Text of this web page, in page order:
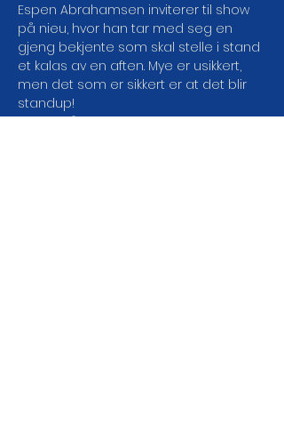
Espen Abrahamsen inviterer til show
på nieu, hvor han tar med seg en
gjeng bekjente som skal stelle i stand
et kalas av en aften. Mye er usikkert,
men det som er sikkert er at det blir
standup!
Dørene åpner: 18:45